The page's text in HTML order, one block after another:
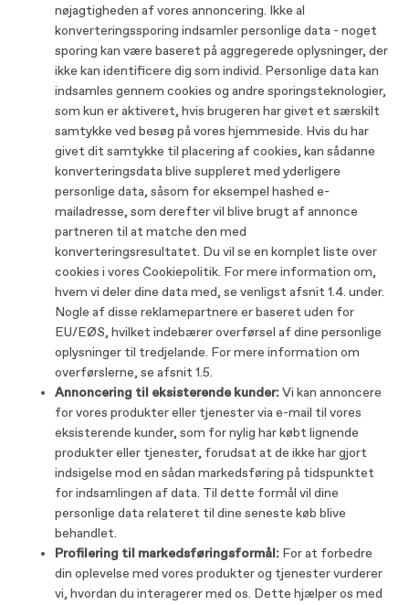
nøjagtigheden af ​​vores annoncering. Ikke al
konverteringssporing indsamler personlige data - noget
sporing kan være baseret på aggregerede oplysninger, der
ikke kan identificere dig som individ. Personlige data kan
indsamles gennem cookies og andre sporingsteknologier,
som kun er aktiveret, hvis brugeren har givet et særskilt
samtykke ved besøg på vores hjemmeside. Hvis du har
givet dit samtykke til placering af cookies, kan sådanne
konverteringsdata blive suppleret med yderligere
personlige data, såsom for eksempel hashed e-
mailadresse, som derefter vil blive brugt af annonce
partneren til at matche den med
konverteringsresultatet. Du vil se en komplet liste over
cookies i vores Cookiepolitik. For mere information om,
hvem vi deler dine data med, se venligst afsnit 1.4. under.
Nogle af disse reklamepartnere er baseret uden for
EU/EØS, hvilket indebærer overførsel af dine personlige
oplysninger til tredjelande. For mere information om
overførslerne, se afsnit 1.5.
Annoncering til eksisterende kunder:Vi kan annoncere
for vores produkter eller tjenester via e-mail til vores
eksisterende kunder, som for nylig har købt lignende
produkter eller tjenester, forudsat at de ikke har gjort
indsigelse mod en sådan markedsføring på tidspunktet
for indsamlingen af ​​data. Til dette formål vil dine
personlige data relateret til dine seneste køb blive
behandlet.
Profilering til markedsføringsformål: For at forbedre
din oplevelse med vores produkter og tjenester vurderer
vi, hvordan du interagerer med os. Dette hjælper os med